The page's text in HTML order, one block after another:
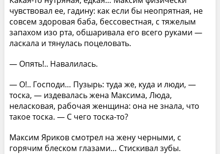
чувствовал ее, гадину: как если бы неопрятная, не
совсем здоровая баба, бессовестная, с тяжелым
запахом изо рта, обшаривала его всего руками —
ласкала и тянулась поцеловать.
— Опять!.. Навалилась.
— О!.. Господи… Пузырь: туда же, куда и люди, —
тоска, — издевалась жена Максима, Люда,
неласковая, рабочая женщина: она не знала, что
такое тоска. — С чего тоска-то?
Максим Яриков смотрел на жену черными, с
горячим блеском глазами… Стискивал зубы.